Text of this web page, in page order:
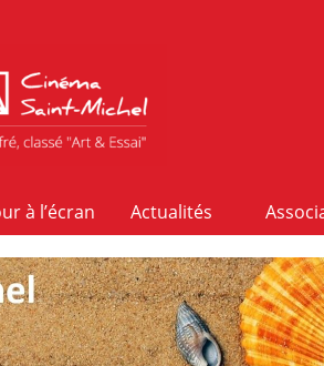
à l’écran Actualités